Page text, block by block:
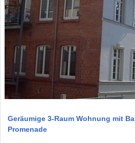
Geräumige 3-Raum Wohnung mit
Promenade